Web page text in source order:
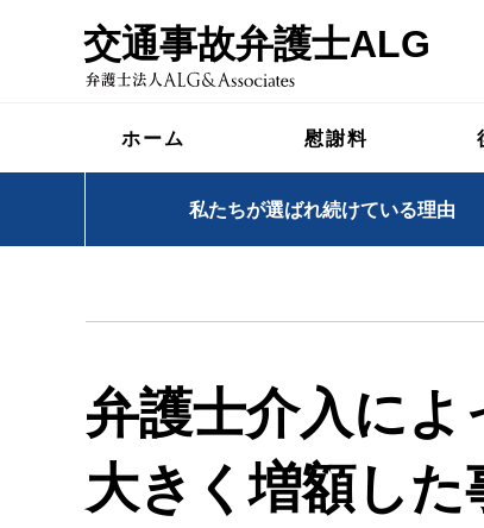
交通事故弁護士ALG
ホーム 慰謝料
私たちが選ばれ続けている理由
弁護士介入に
大きく増額した